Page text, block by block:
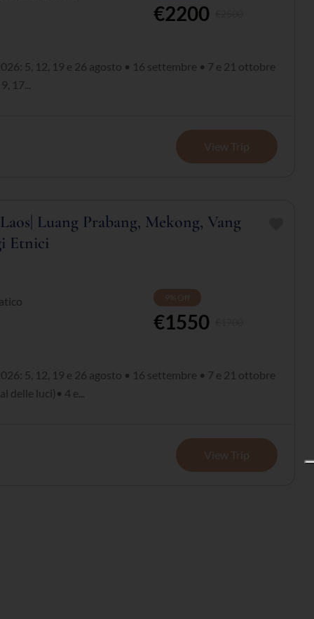
€2200
5, 12, 19 e 26 agosto • 16 settembre • 7 e 21 ottobre
17...
View Trip
Luang Prabang, Mekong, Vang
Etnici
9% Off
€1550
5, 12, 19 e 26 agosto • 16 settembre • 7 e 21 ottobre
delle luci)• 4 e...
View Trip